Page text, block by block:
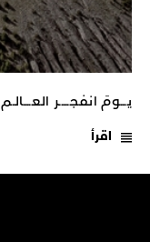
يـــومَ انفجـــــر العــــالـم
اقرأ